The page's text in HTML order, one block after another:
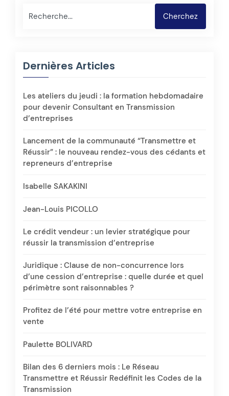
Rechercher Cherchez
Dernières Articles
Les ateliers du jeudi : la formation hebdomadaire
pour devenir Consultant en Transmission
d’entreprises
Lancement de la communauté “Transmettre et
Réussir” : le nouveau rendez-vous des cédants et
repreneurs d’entreprise
Isabelle SAKAKINI
Jean-Louis PICOLLO
Le crédit vendeur : un levier stratégique pour
réussir la transmission d’entreprise
Juridique : Clause de non-concurrence lors
d’une cession d’entreprise : quelle durée et quel
périmètre sont raisonnables ?
Profitez de l’été pour mettre votre entreprise en
vente
Paulette BOLIVARD
Bilan des 6 derniers mois : Le Réseau
Transmettre et Réussir Redéfinit les Codes de la
Transmission